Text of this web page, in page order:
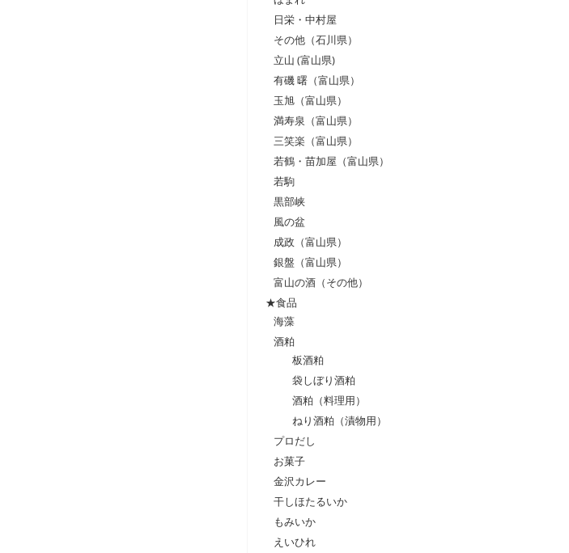
日栄・中村屋
その他（石川県）
立山 (富山県)
有磯 曙（富山県）
玉旭（富山県）
満寿泉（富山県）
三笑楽（富山県）
若鶴・苗加屋（富山県）
若駒
黒部峡
風の盆
成政（富山県）
銀盤（富山県）
富山の酒（その他）
★食品
海藻
酒粕
板酒粕
袋しぼり酒粕
酒粕（料理用）
ねり酒粕（漬物用）
プロだし
お菓子
金沢カレー
干しほたるいか
もみいか
えいひれ